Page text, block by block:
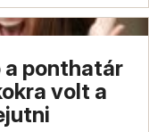
ponthatár
volt a